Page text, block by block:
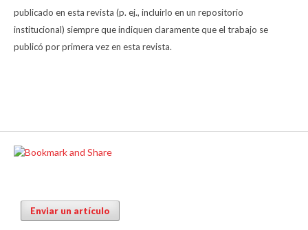
publicado en esta revista (p. ej., incluirlo en un repositorio
institucional) siempre que indiquen claramente que el trabajo se
publicó por primera vez en esta revista.
Enviar un artículo